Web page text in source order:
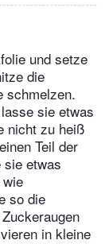
und setze
die
schmelzen.
sie etwas
nicht zu heiß
Teil der
sie etwas
so die
in kleine